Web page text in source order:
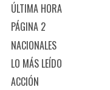
ÚLTIMA HORA
PÁGINA 2
NACIONALES
LO MÁS LEÍDO
ACCIÓN